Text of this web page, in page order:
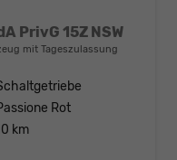
PrivG 15Z NSW
mit Tageszulassung
Rot
km